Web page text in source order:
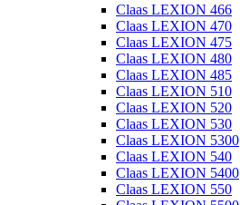
Claas LEXION 466
Claas LEXION 470
Claas LEXION 475
Claas LEXION 480
Claas LEXION 485
Claas LEXION 510
Claas LEXION 520
Claas LEXION 530
Claas LEXION 5300
Claas LEXION 540
Claas LEXION 5400
Claas LEXION 550